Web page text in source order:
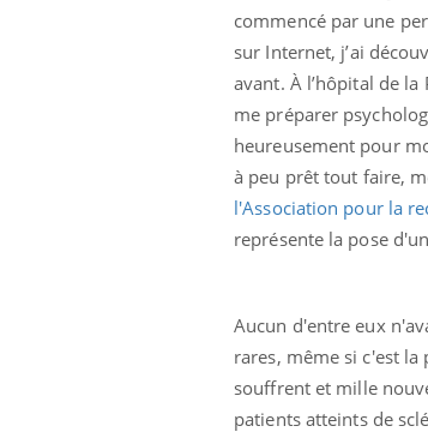
commencé par une
sur Internet, j’ai
avant. À l’hôpital de
me préparer
heureusement pour
à peu prêt tout faire,
l'Association pour la
représente la pose
Aucun d'entre eux
rares, même si c'est
souffrent et mille
patients atteints de